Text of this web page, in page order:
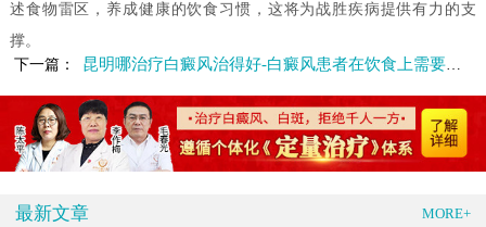
述食物雷区，养成健康的饮食习惯，这将为战胜疾病提供有力的支
撑。
下一篇：
昆明哪治疗白癜风治得好-白癜风患者在饮食上需要特别注意什么
最新文章 MORE+